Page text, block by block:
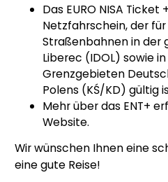
Das EURO NISA Ticket
Netzfahrschein, der für
Straßenbahnen in der
Liberec (IDOL) sowie
Grenzgebieten
Polens (KŚ/KD) gültig
Mehr über das ENT+
Website.
Wir wünschen Ihnen eine
eine gute Reise!